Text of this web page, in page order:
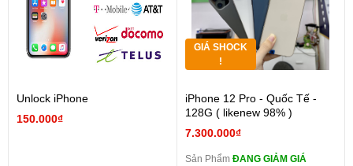
Unlock iPhone
150.000₫
GIÁ SHOCK
!
iPhone 12 Pro - Quốc Tế -
128G ( likenew 98% )
7.300.000₫
Sản Phẩm ĐANG GIẢM GIÁ